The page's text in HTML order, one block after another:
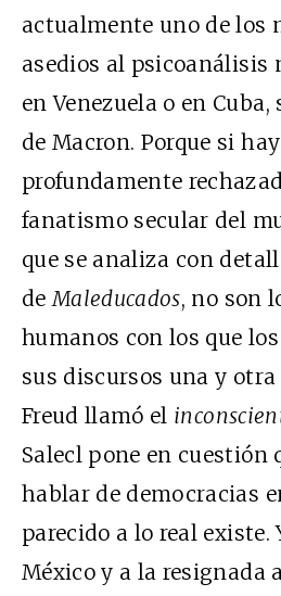
actualmente uno de los
asedios al psicoanálisis
en Venezuela o en
de Macron. Porque si
profundamente
fanatismo secular del
que se analiza con
deMaleducados, no son
humanos con los que
sus discursos una y otra
Freud llamó el
Salecl pone en cuestión
hablar de democracias
parecido a lo real existe.
México y a la resignada